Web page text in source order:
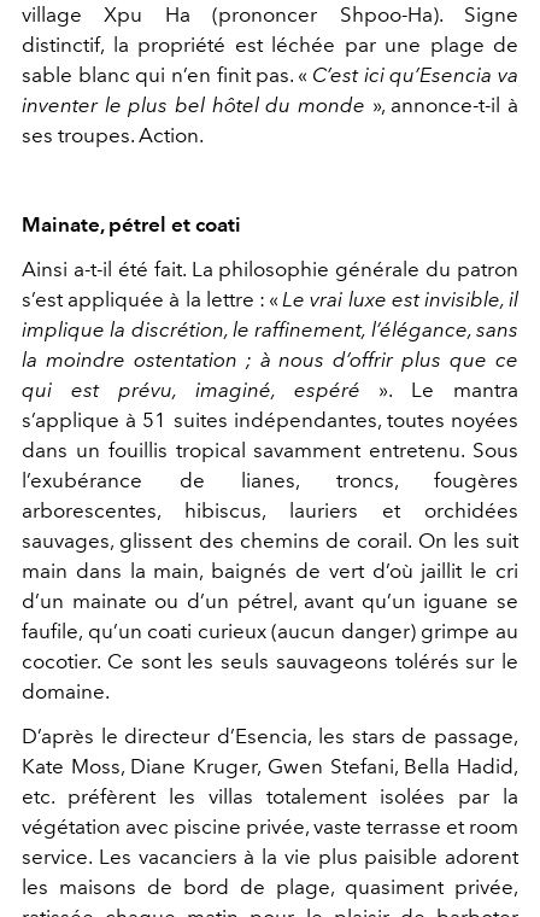
village Xpu Ha (prononcer Shpoo-Ha). Signe
distinctif, la propriété est léchée par une plage de
sable blanc qui n’en finit pas. « C’est ici qu’Esencia va
inventer le plus bel hôtel du monde », annonce-t-il à
ses troupes. Action.
Mainate, pétrel et coati
Ainsi a-t-il été fait. La philosophie générale du patron
s’est appliquée à la lettre : « Le vrai luxe est invisible, il
implique la discrétion, le raffinement, l’élégance, sans
la moindre ostentation ; à nous d’offrir plus que ce
qui est prévu, imaginé, espéré ». Le mantra
s’applique à 51 suites indépendantes, toutes noyées
dans un fouillis tropical savamment entretenu. Sous
l’exubérance de lianes, troncs, fougères
arborescentes, hibiscus, lauriers et orchidées
sauvages, glissent des chemins de corail. On les suit
main dans la main, baignés de vert d’où jaillit le cri
d’un mainate ou d’un pétrel, avant qu’un iguane se
faufile, qu’un coati curieux (aucun danger) grimpe au
cocotier. Ce sont les seuls sauvageons tolérés sur le
domaine.
D’après le directeur d’Esencia, les stars de passage,
Kate Moss, Diane Kruger, Gwen Stefani, Bella Hadid,
etc. préfèrent les villas totalement isolées par la
végétation avec piscine privée, vaste terrasse et room
service. Les vacanciers à la vie plus paisible adorent
les maisons de bord de plage, quasiment privée,